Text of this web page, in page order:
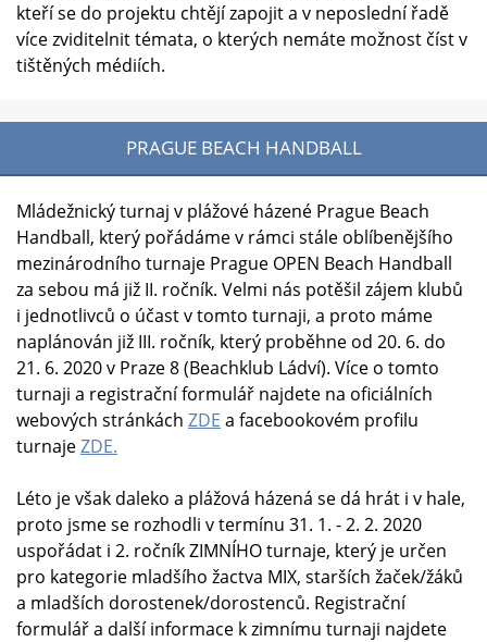
kteří se do projektu chtějí zapojit a v neposlední řadě
více zviditelnit témata, o kterých nemáte možnost číst v
tištěných médiích.
PRAGUE BEACH HANDBALL
Mládežnický turnaj v plážové házené Prague Beach
Handball, který pořádáme v rámci stále oblíbenějšího
mezinárodního turnaje Prague OPEN Beach Handball
za sebou má již II. ročník. Velmi nás potěšil zájem klubů
i jednotlivců o účast v tomto turnaji, a proto máme
naplánován již III. ročník, který proběhne od 20. 6. do
21. 6. 2020 v Praze 8 (Beachklub Ládví). Více o tomto
turnaji a registrační formulář najdete na oficiálních
webových stránkách ZDE a facebookovém profilu
turnajeZDE.
Léto je však daleko a plážová házená se dá hrát i v hale,
proto jsme se rozhodli v termínu 31. 1. - 2. 2. 2020
uspořádat i 2. ročník ZIMNÍHO turnaje, který je určen
pro kategorie mladšího žactva MIX, starších žaček/žáků
a mladších dorostenek/dorostenců. Registrační
formulář a další informace k zimnímu turnaji najdete